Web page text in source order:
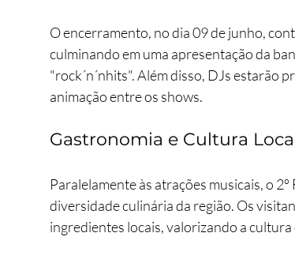
O encerramento, no dia 09 de junho,
culminando em uma apresentação da
"rock´n´nhits". Além disso, DJs estarão
animação entre os shows.
Gastronomia e Cultura
Paralelamente às atrações musicais, o
diversidade culinária da região. Os
ingredientes locais, valorizando a